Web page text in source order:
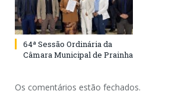
64ª Sessão Ordinária da
Câmara Municipal de Prainha
Os comentários estão fechados.